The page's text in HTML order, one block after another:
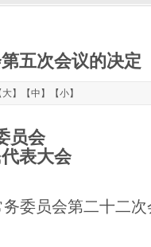
五次会议的决定
大】【中 】【小】
员会
表大会
委员会第二十二次